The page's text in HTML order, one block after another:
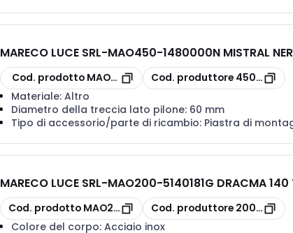
MARECO LUCE SRL-MAO450-1480000N MISTRAL
copiaCod. prodotto MAO450-1480000N
copia
Cod. produttore 450-
Materiale: Altro
Diametro della treccia lato pilone: 60 mm
Tipo di accessorio/parte di ricambio: Piastra di
MARECO LUCE SRL-MAO200-5140181G DRACMA 140
copia
Cod. prodotto MAO200-5140181G
copia
Cod. produttore 200-
Colore del corpo: Acciaio inox